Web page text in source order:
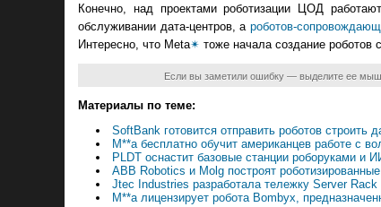
Конечно, над проектами роботизации ЦОД
обслуживании дата-центров, а роботов-
Интересно, что Meta✴ тоже начала создание роботов с
Если вы заметили ошибку — выделите ее
Материалы по теме:
SoftBank готовится отправить роботов строить
M**a бесплатно обучит американцев работе с
PLDT оснастит базовые станции роборуками и
ABB Robotics и Molg построят
Jtec Industries разработала тележку Server
M**a лицензирует робота Bombyx,